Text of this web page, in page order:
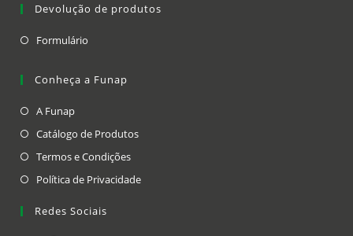
Devolução de produtos
Formulário
Conheça a Funap
A Funap
Catálogo de Produtos
Termos e Condições
Política de Privacidade
Redes Sociais